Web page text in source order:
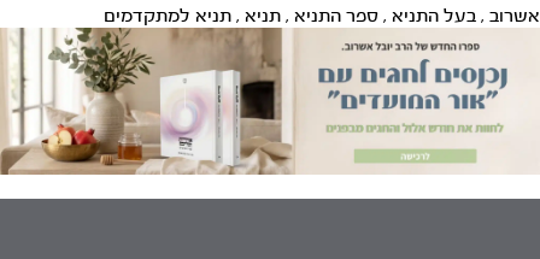
אשרוב , בעל התניא , ספר התניא , תניא , תניא למתקדמים